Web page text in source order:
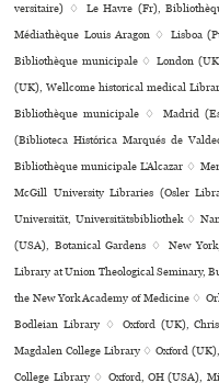
ver­si­taire) ♢ Le Havre (Fr),
Médiathèque Louis Aragon ♢ Lisboa
Bibliothèque muni­ci­pale ♢ London
(UK), Wellcome his­to­ri­cal medi­cal
Bibliothèque muni­ci­pale ♢ Madrid
(Biblioteca Histórica Marqués de
Bibliothèque muni­ci­pale L’Alcazar ♢
McGill University Libraries (Osler
Universität, Universitätsbibliothek ♢
(USA), Botanical Gardens ♢ New
Library at Union Theological Seminary,
the New York Academy of Medicine ♢
Bodleian Library ♢ Oxford (UK),
Magdalen College Library ♢ Oxford
College Library ♢ Oxford, OH (USA),